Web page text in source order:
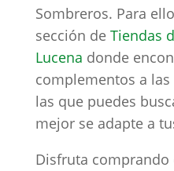
Sombreros. Para
sección de Tiendas
Lucena donde
complementos a
las que puedes
mejor se adapte a
Disfruta comprando